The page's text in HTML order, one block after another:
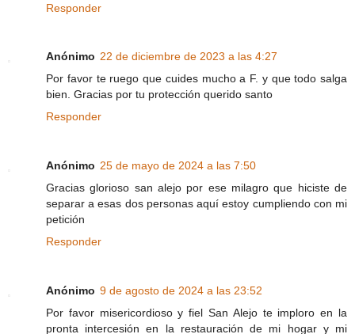
Responder
Anónimo 22 de diciembre de 2023 a las 4:27
Por favor te ruego que cuides mucho a F. y que todo salga
bien. Gracias por tu protección querido santo
Responder
Anónimo 25 de mayo de 2024 a las 7:50
Gracias glorioso san alejo por ese milagro que hiciste de
separar a esas dos personas aquí estoy cumpliendo con mi
petición
Responder
Anónimo 9 de agosto de 2024 a las 23:52
Por favor misericordioso y fiel San Alejo te imploro en la
pronta intercesión en la restauración de mi hogar y mi